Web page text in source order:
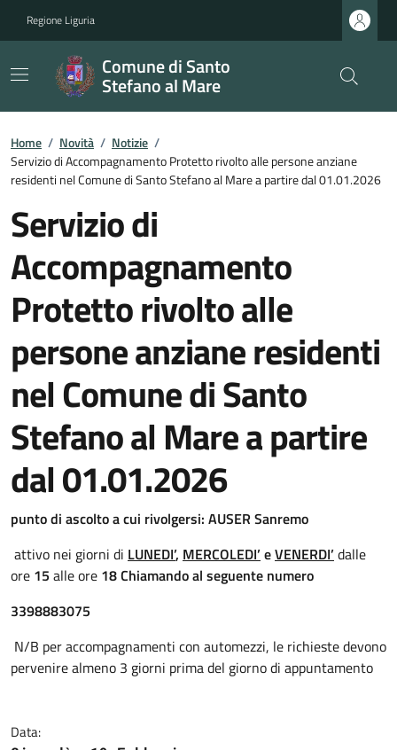
Regione Liguria
Comune di Santo
Stefano al Mare
Home / Novità / Notizie /
Servizio di Accompagnamento Protetto rivolto alle persone anziane
residenti nel Comune di Santo Stefano al Mare a partire dal 01.01.2026
Servizio di
Accompagnamento
Protetto rivolto alle
persone anziane residenti
nel Comune di Santo
Stefano al Mare a partire
dal 01.01.2026
punto di ascolto a cui rivolgersi: AUSER Sanremo
attivo nei giorni di LUNEDI’, MERCOLEDI’eVENERDI’dalle
ore 15 alle ore 18 Chiamando al seguente numero
3398883075
N/B per accompagnamenti con automezzi, le richieste devono
pervenire almeno 3 giorni prima del giorno di appuntamento
Data: